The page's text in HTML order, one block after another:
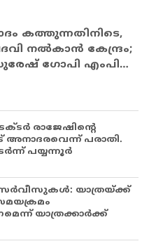
കത്തുന്നതിനിടെ,
നല്‍കാന്‍ കേന്ദ്രം;
ഗോപി എംപി…
രാജേഷിന്റെ
പരാതി.
പയ്യന്നൂർ
യാത്രയ്ക്ക്
യാത്രക്കാർക്ക്